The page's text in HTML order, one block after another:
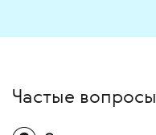
Частые вопросы